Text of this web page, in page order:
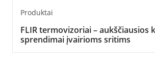
Produktai
FLIR termovizoriai – aukščiausios
sprendimai įvairioms sritims